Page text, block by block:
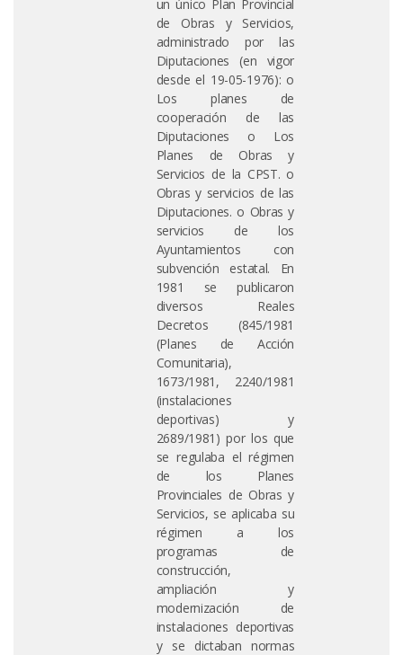
un único Plan Provincial
de Obras y Servicios,
administrado por las
Diputaciones (en vigor
desde el 19-05-1976): o
Los planes de
cooperación de las
Diputaciones o Los
Planes de Obras y
Servicios de la CPST. o
Obras y servicios de las
Diputaciones. o Obras y
servicios de los
Ayuntamientos con
subvención estatal. En
1981 se publicaron
diversos Reales
Decretos (845/1981
(Planes de Acción
Comunitaria),
1673/1981, 2240/1981
(instalaciones
deportivas) y
2689/1981) por los que
se regulaba el régimen
de los Planes
Provinciales de Obras y
Servicios, se aplicaba su
régimen a los
programas de
construcción,
ampliación y
modernización de
instalaciones deportivas
y se dictaban normas